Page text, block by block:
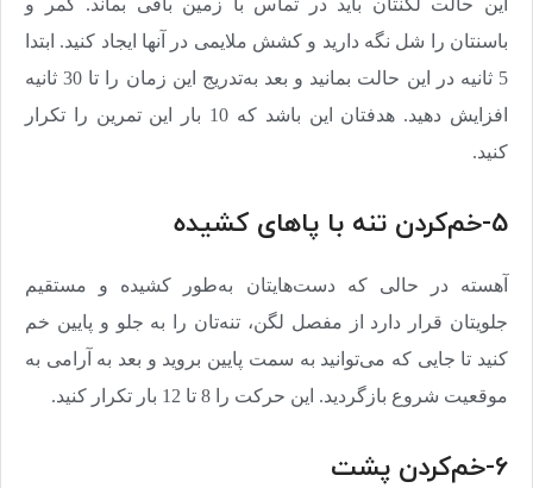
باسنتان را شل نگه‌ دارید و کشش ملایمی در آنها ایجاد کنید. ابتدا
5 ثانیه در این حالت بمانید و بعد به‌تدریج این زمان را تا 30 ثانیه
افزایش دهید. هدفتان این باشد که 10 بار این تمرین را تکرار
کنید.
5-خم‌کردن تنه با پاهای کشیده
آهسته در حالی که دست‌هایتان به‌طور کشیده و مستقیم
جلویتان قرار دارد از مفصل‌ لگن، تنه‌تان را به جلو و پایین خم
کنید تا جایی که می‌توانید به سمت پایین بروید و بعد به آرامی به
موقعیت شروع بازگردید. این حرکت را 8 تا 12 بار تکرار کنید
.
6-خم‌کردن پشت